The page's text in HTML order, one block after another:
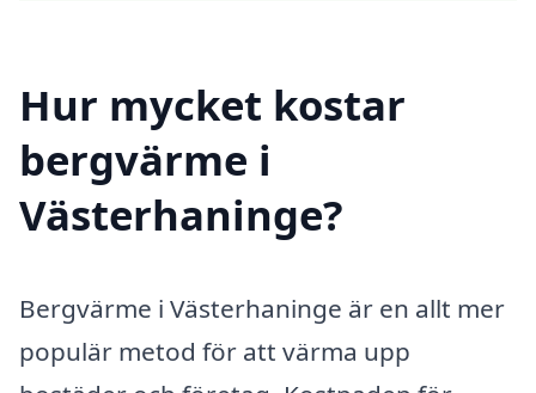
Hur mycket kostar
bergvärme i
Västerhaninge?
Bergvärme i Västerhaninge är en allt mer
populär metod för att värma upp